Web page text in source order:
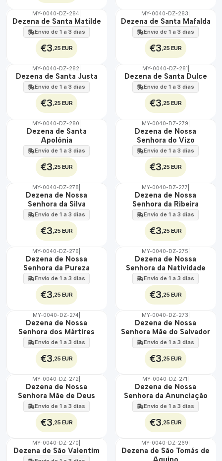
🇵🇹
100%
MY-0040-DZ-284
Dezena de Santa Matilde
Envio de 1 a 3 dias
€3 ,25 EUR
🇵🇹
100%
MY-0040-DZ-283
Dezena de Santa Mafalda
Envio de 1 a 3 dias
€3 ,25 EUR
🇵🇹
100%
MY-0040-DZ-282
Dezena de Santa Justa
Envio de 1 a 3 dias
€3 ,25 EUR
🇵🇹
100%
MY-0040-DZ-281
Dezena de Santa Dulce
Envio de 1 a 3 dias
€3 ,25 EUR
🇵🇹
MY-0040-DZ-280
Dezena de Santa
Apolónia
Envio de 1 a 3 dias
€3 ,25 EUR
🇵🇹
100%
MY-0040-DZ-279
Dezena de Nossa
Senhora do Vizo
Envio de 1 a 3 dias
€3 ,25 EUR
🇵🇹
100%
MY-0040-DZ-278
Dezena de Nossa
Senhora da Silva
Envio de 1 a 3 dias
€3 ,25 EUR
🇵🇹
100%
MY-0040-DZ-277
Dezena de Nossa
Senhora da Ribeira
Envio de 1 a 3 dias
€3 ,25 EUR
🇵🇹
100%
MY-0040-DZ-276
Dezena de Nossa
Senhora da Pureza
Envio de 1 a 3 dias
€3 ,25 EUR
🇵🇹
100%
MY-0040-DZ-275
Dezena de Nossa
Senhora da Natividade
Envio de 1 a 3 dias
€3 ,25 EUR
🇵🇹
100%
MY-0040-DZ-274
Dezena de Nossa
Senhora dos Mártires
Envio de 1 a 3 dias
€3 ,25 EUR
🇵🇹
100%
MY-0040-DZ-273
Dezena de Nossa
Senhora Mãe do Salvador
Envio de 1 a 3 dias
€3 ,25 EUR
🇵🇹
100%
MY-0040-DZ-272
Dezena de Nossa
Senhora Mãe de Deus
Envio de 1 a 3 dias
€3 ,25 EUR
🇵🇹
100%
MY-0040-DZ-271
Dezena de Nossa
Senhora da Anunciação
Envio de 1 a 3 dias
€3 ,25 EUR
🇵🇹
100%
MY-0040-DZ-270
Dezena de São Valentim 🇵🇹
MY-0040-DZ-269
Dezena de São Tomás de